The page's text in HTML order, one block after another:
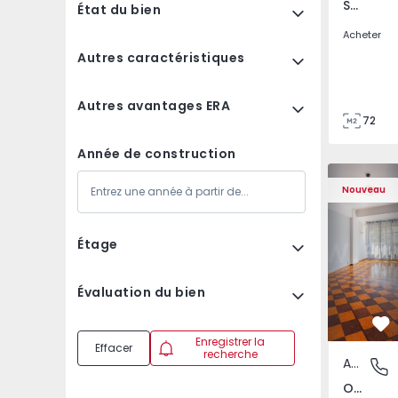
État du bien
Autres caractéristiques
Autres avantages ERA
Année de construction
Étage
Évaluation du bien
Effacer
Enregistrer la
recherche
São Tomé do Castelo e Justes, Vila Real
Acheter
72
Nouveau
Appartement T5
Olivais,
Appartement
Olivais, Lisboa